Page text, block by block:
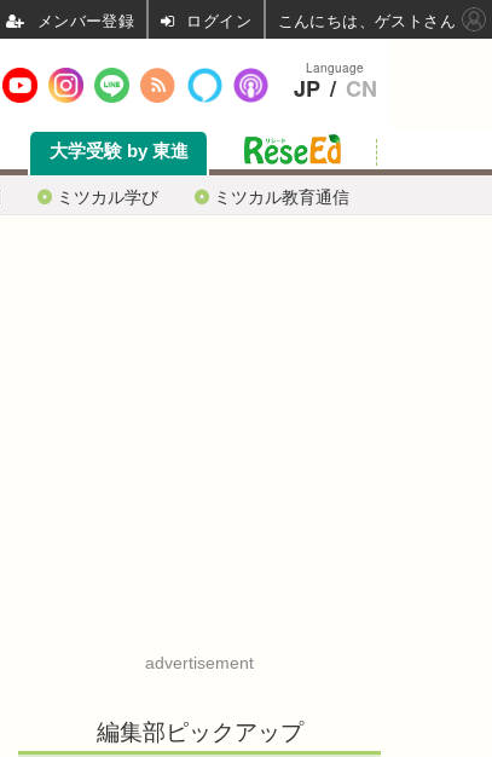
ミツカル学び ミツカル教育通信
大学受験 by 東進
advertisement
編集部ピックアップ
Language
JP / CN
ログイン こんにちは、ゲストさん